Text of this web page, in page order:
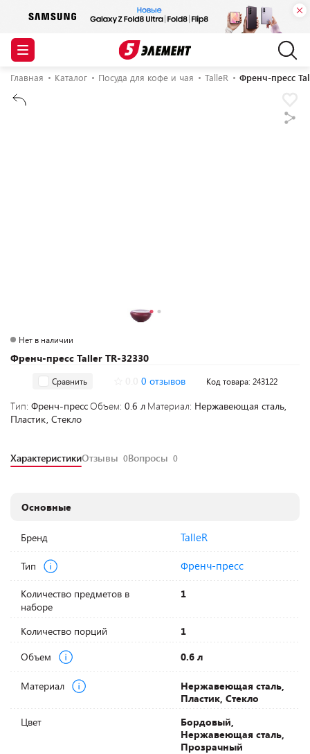
Главная Каталог Посуда для кофе и чая TalleR Френч-пресс
Френч-пресс Taller TR-32330
Нет в наличии
Сравнить 0 отзывов Код товара: 243122
Тип: Френч-прессОбъем: 0.6 л Материал: Нержавеющая сталь,
Пластик, Стекло
ХарактеристикиОтзывы 0Вопросы 0
Основные
Бренд TalleR
Тип Френч-пресс
Количество предметов в
наборе
1
Количество порций
1
Объем
0.6 л
Материал
Нержавеющая сталь,
Пластик, Стекло
Цвет
Бордовый,
Нержавеющая сталь,
Прозрачный